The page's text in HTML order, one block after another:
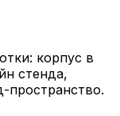
корпус в
стенда,
пространство.